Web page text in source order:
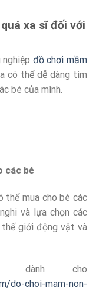
xa sĩ đối với
đồ chơi mầm
có thể dễ dàng tìm
bé của mình.
các bé
thể mua cho bé các
và lựa chọn các
giới động vật và
dành cho
do-choi-mam-non-